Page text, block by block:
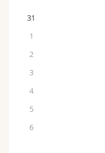
31
1
2
3
4
5
6